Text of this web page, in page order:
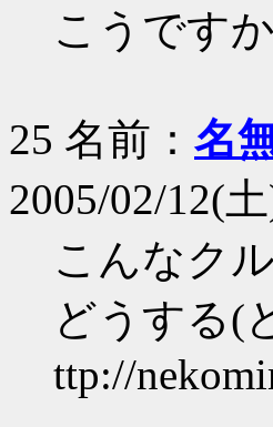
こうです
25 名前： 名
2005/02/12(
こんなク
どうする(
ttp://